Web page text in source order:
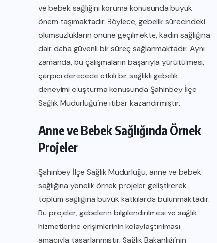
ve bebek sağlığını koruma konusunda büyük
önem taşımaktadır. Böylece, gebelik sürecindeki
olumsuzlukların önüne geçilmekte, kadın sağlığına
dair daha güvenli bir süreç sağlanmaktadır. Aynı
zamanda, bu çalışmaların başarıyla yürütülmesi,
çarpıcı derecede etkili bir sağlıklı gebelik
deneyimi oluşturma konusunda Şahinbey İlçe
Sağlık Müdürlüğü’ne itibar kazandırmıştır.
Anne ve Bebek Sağlığında Örnek
Projeler
Şahinbey İlçe Sağlık Müdürlüğü, anne ve bebek
sağlığına yönelik örnek projeler geliştirerek
toplum sağlığına büyük katkılarda bulunmaktadır.
Bu projeler, gebelerin bilgilendirilmesi ve sağlık
hizmetlerine erişimlerinin kolaylaştırılması
amacıyla tasarlanmıştır. Sağlık Bakanlığı’nın